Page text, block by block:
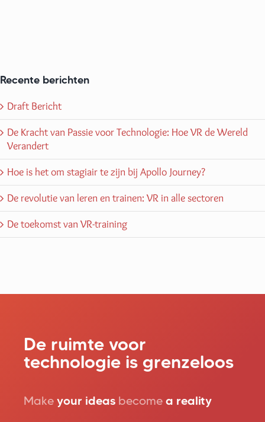
Recente berichten
Draft Bericht
De Kracht van Passie voor Technologie: Hoe VR de Wereld
Verandert
Hoe is het om stagiair te zijn bij Apollo Journey?
De revolutie van leren en trainen: VR in alle sectoren
De toekomst van VR-training
De ruimte voor
technologie is grenzeloos
Makeyour ideas becomea reality